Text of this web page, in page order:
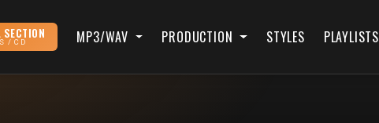
/ CD MP3/WAV PRODUCTION STYLES PLAYLISTS